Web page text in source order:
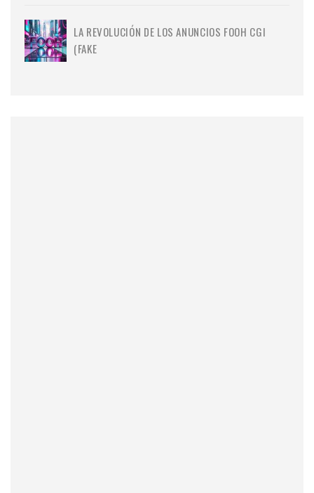
LA REVOLUCIÓN DE LOS ANUNCIOS FOOH CGI
(FAKE